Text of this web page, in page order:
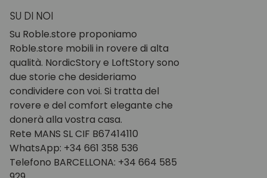
SU DI NOI
Su Roble.store proponiamo
Roble.store mobili in rovere di alta
qualità. NordicStory e LoftStory sono
due storie che desideriamo
condividere con voi. Si tratta del
rovere e del comfort elegante che
donerà alla vostra casa.
Rete MANS SL CIF B67414110
WhatsApp: +34 661 358 536
Telefono BARCELLONA: +34 664 585